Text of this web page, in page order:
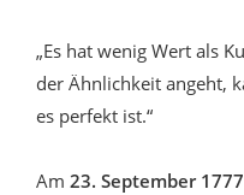
„Es hat wenig Wert als
der Ähnlichkeit angeht,
es perfekt ist.“
Am 23. September 1777